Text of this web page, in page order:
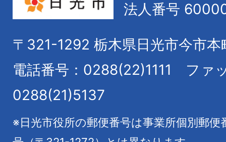
法人番号
〒321-1292 栃木県日光市今市本
電話番号：0288(22)1111
ファ
0288(21)5137
※日光市役所の郵便番号は事業所個別郵